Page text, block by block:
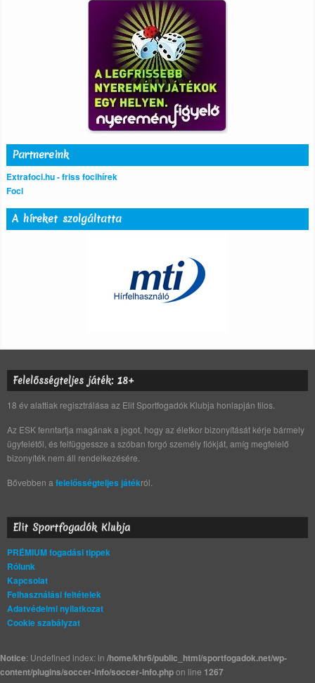
Partnereink
Extrafoci.hu - friss focihírek
Foci
A híreket szolgáltatta
Felelősségteljes játék: 18+
18 év alattiak regisztrálása az Elit Sportfogadók Klubja honlapján tilos.
Az ESK fenntartja magának a jogot, hogy az életkor bizonyítását kérje bármely
ügyfelétől, és felfüggessze a szóban forgó személy fiókját, amíg megfelelő
bizonyíték nem áll rendelkezésére.
Bővebben a felelősségteljes játékról.
Elit Sportfogadók Klubja
PRÉMIUM fogadási tippek
Rólunk
Kapcsolat
Felhasználási feltételek
Adatvédelmi nyilatkozat
Cookie szabályzat
Notice: Undefined index: in /home/khr6/public_html/sportfogadok.net/wp-
content/plugins/soccer-info/soccer-info.phpon line 1267